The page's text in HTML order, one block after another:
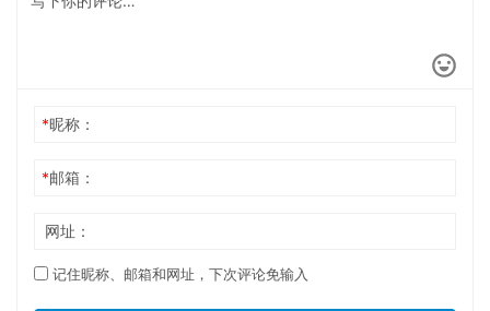
*昵称：
*邮箱：
网址：
记住昵称、邮箱和网址，下次评论免输入